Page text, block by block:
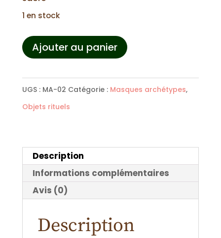
1 en stock
quantité
de
Masque
archétype
Danu
Ajouter au panier
UGS : MA-02 Catégorie : Masques archétypes,
Objets rituels
Description
Informations complémentaires
Avis (0)
Description